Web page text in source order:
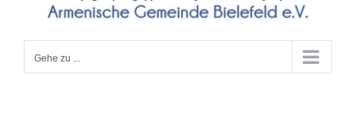
Gehe zu ...